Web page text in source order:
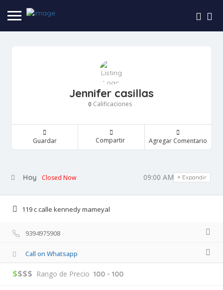
Jennifer casillas
0 Calificaciones
Guardar Compartir Agregar Comentario
Hoy Closed Now 09:00 AM - 11:30 PM
Expandir
119 c calle kennedy mameyal
9394975908
Call on Whatsapp
$$$$ Rango de Precio 100 - 100